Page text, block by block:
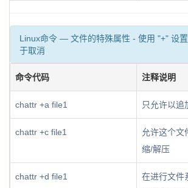
Linux命令 — 文件的特殊属性 - 使用 "+" 设
于取消
命令代码 注释说明
chattr +a file1 只允许以追
chattr +c file1
允许这个文
缩/解压
chattr +d file1
在进行文件